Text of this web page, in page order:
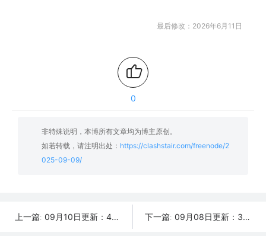
最后修改：2026年6月11日
0
非特殊说明，本博所有文章均为博主原创。
如若转载，请注明出处： https://clashstair.com/freenode/2
025-09-09/
上一篇: 09月10日更新：44条可用免费节点 | 2025年SSR/V2ray/Clash订阅链接 下一篇: 09月08日更新：37条可用免费节点 | 2025年SSR/V2ray/Clash订阅链接